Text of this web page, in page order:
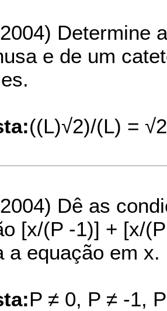
Determine
e de um
((L)√2)/(L) = √2
Dê as
[x/(P -1)] + [x/
a equação em x.
P ≠ 0, P ≠ -1,